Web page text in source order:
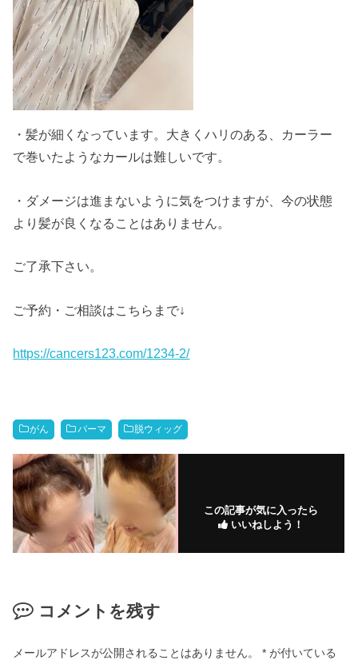
・髪が細くなっています。大きくハリのある、カーラー
で巻いたようなカールは難しいです。
・ダメージは進まないように気をつけますが、今の状態
より髪が良くなることはありません。
ご了承下さい。
ご予約・ご相談はこちらまで↓
https://cancers123.com/1234-2/
がん パーマ 脱ウィッグ
この記事が気に入ったら
いいねしよう！
コメントを残す
メールアドレスが公開されることはありません。 * が付いている